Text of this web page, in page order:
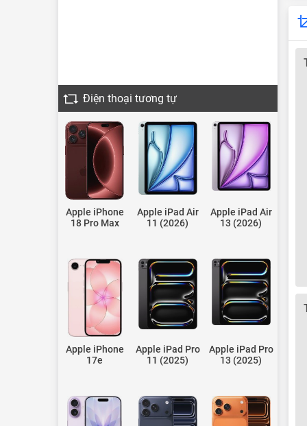
Điện thoại tương tự
Apple iPhone
18 Pro Max
Apple iPad Air
11 (2026)
Apple iPad Air
13 (2026)
Apple iPhone
17e
Apple iPad Pro
11 (2025)
Apple iPad Pro
13 (2025)